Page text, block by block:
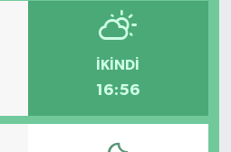
İKINDI
16:56